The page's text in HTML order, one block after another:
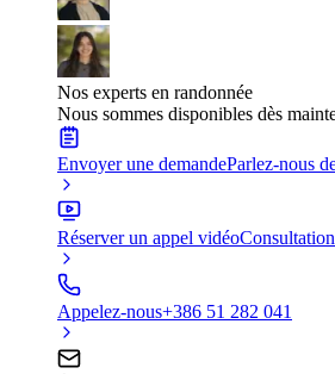
Nos experts en randonnée
Nous sommes disponibles dès
Envoyer une demandeParlez-nous
Réserver un appel vidéo
Appelez-nous+386 51 282 041